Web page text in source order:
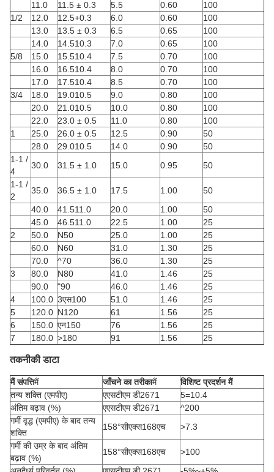
11.0 11.5 ± 0.3 5.5 0.60
100
1/2
12.0 12.5+0.3 6.0 0.60
100
13.0
13.5 ± 0.3 6.5 0.65
100
14.0
14.510.3 7.0 0.65
100
5/8
15.0 15.510.4 7.5 0.70
100
16.0
16.510.4 8.0 0.70
100
17.0
17.510.4 8.5 0.70
100
3/4
18.0 19.010.5 9.0 0.80
100
20.0
21.010.5 10.0 0.80
100
22.0
23.0 ± 0.5 11.0 0.80
100
1
25.0 26.0 ± 0.5 12.5 0.90
50
28.0
29.010.5 14.0 0.90
50
1-1 /
4
30.0 31.5 ± 1.0 15.0 0.95
50
1-1 /
2
35.0 36.5 ± 1.0 17.5 1.00
50
40.0
41.511.0 20.0 1.00
50
45.0
46.511.0 22.5 1.00
25
2
50.0 N50 25.0 1.00
25
60.0
N60 31.0 1.30
25
70.0
^70 36.0 1.30
25
3
80.0 N80 41.0 1.46
25
90.0
"90 46.0 1.46
25
4
100.0 3एस100 51.0 1.46
25
5
120.0 N120 61 1.56
25
6
150.0 एन150 76 1.56
25
7
180.0 >180 91 1.56 25
तकनीकी डाटा
मैं संपत्तिमैं जाँचने का तरीकामैं विशिष्ट प्रदर्शन मैं
तन्य शक्ति (एमपीए)
एएसटीएम डी2671
5=10.4
अंतिम बढ़ाव (%)
एएसटीएम डी2671
^200
गर्मी वृद्ध (एमपीए) के बाद तन्य
शक्ति
158°सीएक्स168एच
>7.3
गर्मी की उम्र के बाद अंतिम
बढ़ाव (%)
158°सीएक्स168एच
>100